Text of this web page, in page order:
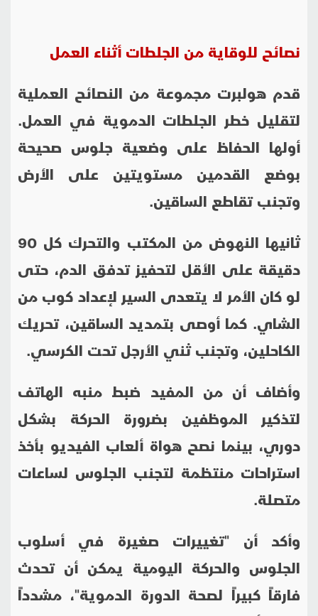
نصائح للوقاية من الجلطات أثناء العمل
قدم هولبرت مجموعة من النصائح العملية
لتقليل خطر الجلطات الدموية في العمل.
أولها الحفاظ على وضعية جلوس صحيحة
بوضع القدمين مستويتين على الأرض
وتجنب تقاطع الساقين.
ثانيها النهوض من المكتب والتحرك كل 90
دقيقة على الأقل لتحفيز تدفق الدم، حتى
لو كان الأمر لا يتعدى السير لإعداد كوب من
الشاي. كما أوصى بتمديد الساقين، تحريك
الكاحلين، وتجنب ثني الأرجل تحت الكرسي.
وأضاف أن من المفيد ضبط منبه الهاتف
لتذكير الموظفين بضرورة الحركة بشكل
دوري، بينما نصح هواة ألعاب الفيديو بأخذ
استراحات منتظمة لتجنب الجلوس لساعات
متصلة.
وأكد أن "تغييرات صغيرة في أسلوب
الجلوس والحركة اليومية يمكن أن تحدث
فارقاً كبيراً لصحة الدورة الدموية"، مشدداً